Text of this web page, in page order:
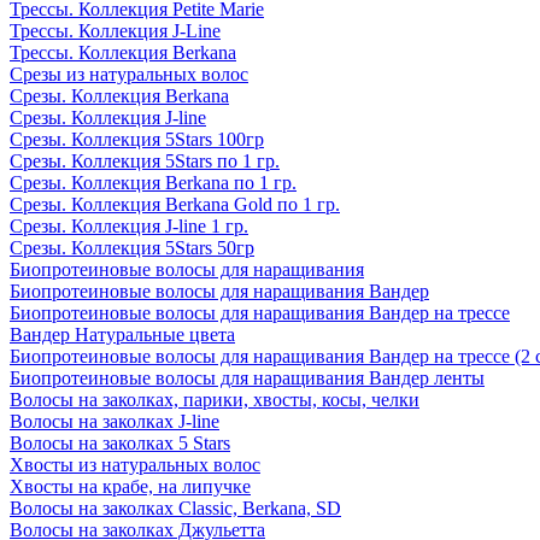
Трессы. Коллекция Petite Marie
Трессы. Коллекция J-Line
Трессы. Коллекция Berkana
Срезы из натуральных волос
Срезы. Коллекция Berkana
Срезы. Коллекция J-line
Срезы. Коллекция 5Stars 100гр
Срезы. Коллекция 5Stars по 1 гр.
Срезы. Коллекция Berkana по 1 гр.
Срезы. Коллекция Berkana Gold по 1 гр.
Срезы. Коллекция J-line 1 гр.
Срезы. Коллекция 5Stars 50гр
Биопротеиновые волосы для наращивания
Биопротеиновые волосы для наращивания Вандер
Биопротеиновые волосы для наращивания Вандер на трессе
Вандер Натуральные цвета
Биопротеиновые волосы для наращивания Вандер на трессе (2
Биопротеиновые волосы для наращивания Вандер ленты
Волосы на заколках, парики, хвосты, косы, челки
Волосы на заколках J-line
Волосы на заколках 5 Stars
Хвосты из натуральных волос
Хвосты на крабе, на липучке
Волосы на заколках Classic, Berkana, SD
Волосы на заколках Джульетта